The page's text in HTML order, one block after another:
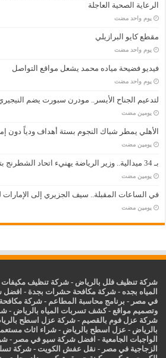
الرعاية الصحية العاجلة
‏يوم واحد مضت
مقطع كايو البرازيلي
‏يوم واحد مضت
فيديو فضيحة مياده محمد يشعل مواقع التواصل
‏يوم واحد مضت
لتدعيم الجناح الأيسر.. مودرن سبورت يضم
‏يومين مضت
الأهلي يمطر شباك النجوم بستة أهداف ودياً دون
‏يومين مضت
بـ 34 ميدالية.. وزير الرياضة يهنيء اتحاد الشطرنج بتصدر البطولة العربية
‏يومين مضت
في الساعات المقبلة.. سيف الجزيري إلى الإمارات
‏يومين مضت
شركة تنظيف فلل بالرياض -شركة تنظيف مكيفات
المياه بجده -شركة مكافحة حشرات بجدة - افضل
في مصر - برنامج محاسبة المطاعم -شركة
وتصميم مواقع -كشف تسربات المياه بالرياض -
شركة عزل فوم بالقصيم -شركة عزل اسطح
بالرياض - عزل اسطح بالرياض -شراء اثاث
الواجبات الجامعية - افضل شركة سيو في مصر -
الزجاجية في مصر - نقل عفش الكويت -شركة